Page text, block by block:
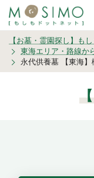
【お墓・霊園探し】も
東海エリア・路線か
永代供養墓 【東海